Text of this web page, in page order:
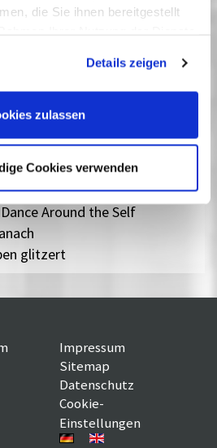
die Sie ihnen bereitgestellt
Webseite weiterhin nutzen.
Details zeigen
zulassen
Cookies verwenden
präsentieren wir
Themen erschließen.
Around the Self
glitzert
Impressum
Sitemap
Datenschutz
Cookie-
Einstellungen